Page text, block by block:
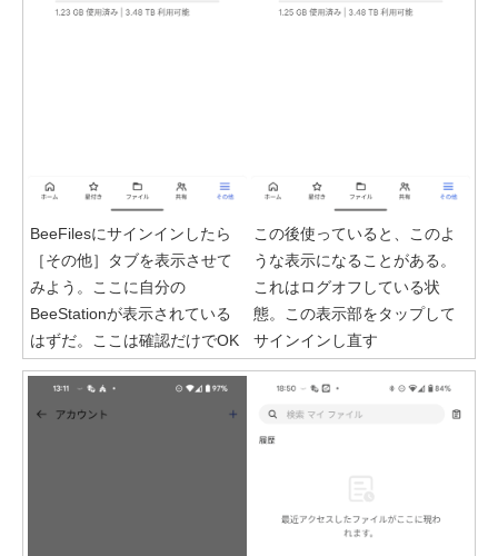
BeeFilesにサインインしたら
［その他］タブを表示させて
みよう。ここに自分の
BeeStationが表示されている
はずだ。ここは確認だけでOK
この後使っていると、このよ
うな表示になることがある。
これはログオフしている状
態。この表示部をタップして
サインインし直す